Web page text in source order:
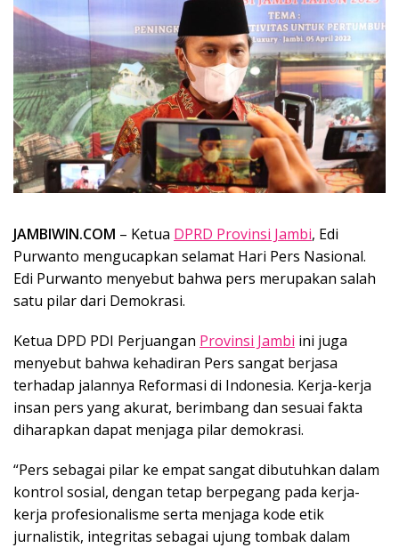
JAMBIWIN.COM – Ketua DPRD Provinsi Jambi, Edi
Purwanto mengucapkan selamat Hari Pers Nasional.
Edi Purwanto menyebut bahwa pers merupakan salah
satu pilar dari Demokrasi.
Ketua DPD PDI Perjuangan Provinsi Jambi ini juga
menyebut bahwa kehadiran Pers sangat berjasa
terhadap jalannya Reformasi di Indonesia. Kerja-kerja
insan pers yang akurat, berimbang dan sesuai fakta
diharapkan dapat menjaga pilar demokrasi.
“Pers sebagai pilar ke empat sangat dibutuhkan dalam
kontrol sosial, dengan tetap berpegang pada kerja-
kerja profesionalisme serta menjaga kode etik
jurnalistik, integritas sebagai ujung tombak dalam